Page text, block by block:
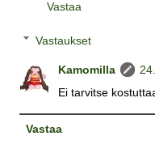
Vastaa
Vastaukset
Kamomilla
Ei tarvitse
Vastaa